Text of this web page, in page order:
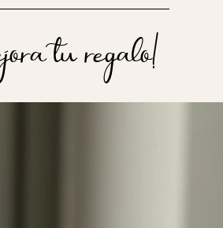
tu regalo!